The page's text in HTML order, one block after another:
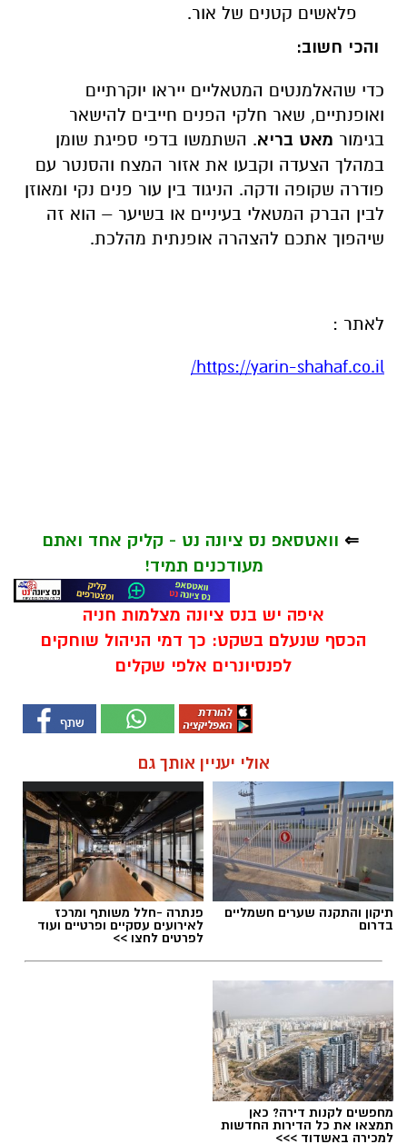
פלאשים קטנים של אור.
והכי חשוב:
כדי שהאלמנטים המטאליים ייראו יוקרתיים
ואופנתיים, שאר חלקי הפנים חייבים להישאר
בגימור מאט בריא. השתמשו בדפי ספיגת שומן
במהלך הצעדה וקבעו את אזור המצח והסנטר עם
פודרה שקופה ודקה. הניגוד בין עור פנים נקי ומאוזן
לבין הברק המטאלי בעיניים או בשיער – הוא זה
שיהפוך אתכם להצהרה אופנתית מהלכת.
לאתר :
https://yarin-shahaf.co.il
/
⇐ וואטסאפ נס ציונה נט - קליק אחד ואתם
מעודכנים תמיד!
איפה יש בנס ציונה מצלמות חניה
הכסף שנעלם בשקט: כך דמי הניהול שוחקים
לפנסיונרים אלפי שקלים
אולי יעניין אותך גם
תיקון והתקנה שערים חשמליים
בדרום
פנתרה -חלל משותף ומרכז
לאירועים עסקיים ופרטיים ועוד
לפרטים לחצו >>
מחפשים לקנות דירה? כאן
תמצאו את כל הדירות החדשות
למכירה באשדוד >>>